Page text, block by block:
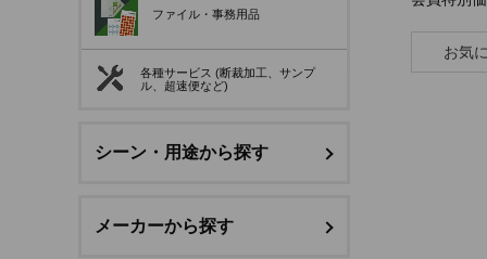
ファイル・事務用品
各種サービス (断裁加工、サンプ
ル、超速便など)
シーン・用途から探す
メーカーから探す
お気